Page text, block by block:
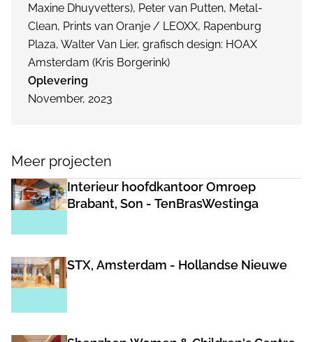
Maxine Dhuyvetters), Peter van Putten, Metal-
Clean, Prints van Oranje / LEOXX, Rapenburg
Plaza, Walter Van Lier, grafisch design: HOAX
Amsterdam (Kris Borgerink)
Oplevering
November, 2023
Meer projecten
Interieur hoofdkantoor Omroep
Brabant, Son - TenBrasWestinga
STX, Amsterdam - Hollandse Nieuwe